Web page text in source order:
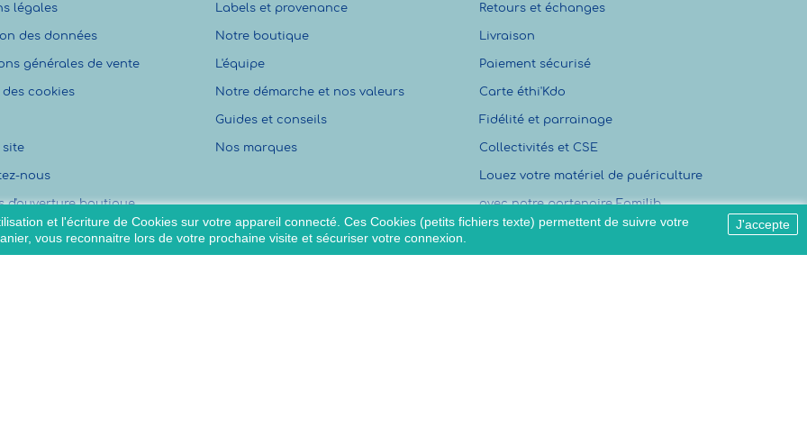
légales
des données
générales de vente
cookies
site
nous
d'ouverture boutique
Labels et provenance
Notre boutique
L'équipe
Notre démarche et nos valeurs
Guides et conseils
Nos marques
Retours et échanges
Livraison
Paiement sécurisé
Carte éthi'Kdo
Fidélité et parrainage
Collectivités et CSE
Louez votre matériel de puériculture
avec notre partenaire Familib
Mon compte
et l'écriture de Cookies sur votre appareil connecté. Ces Cookies (petits fichiers texte) permettent de suivre votre
vous reconnaitre lors de votre prochaine visite et sécuriser votre connexion.
J'accepte